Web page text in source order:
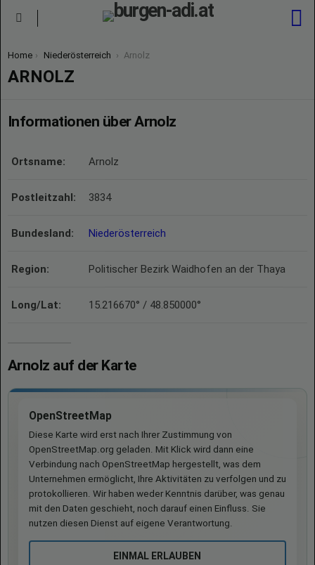
You are here:
Home Niederösterreich Arnolz
ARNOLZ
Informationen über Arnolz
Ortsname: Arnolz
Postleitzahl: 3834
Bundesland: Niederösterreich
Region: Politischer Bezirk Waidhofen an der Thaya
Long/Lat: 15.216670° / 48.850000°
Arnolz auf der Karte
OpenStreetMap
Diese Karte wird erst nach Ihrer Zustimmung von
OpenStreetMap.org geladen. Mit Klick wird dann eine
Verbindung nach OpenStreetMap hergestellt, was dem
Unternehmen ermöglicht, Ihre Aktivitäten zu verfolgen und zu
protokollieren. Wir haben weder Kenntnis darüber, was genau
mit den Daten geschieht, noch darauf einen Einfluss. Sie
nutzen diesen Dienst auf eigene Verantwortung.
EINMAL ERLAUBEN